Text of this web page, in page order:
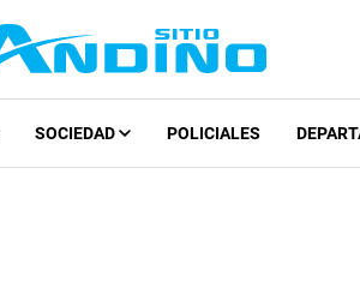
SOCIEDAD POLICIALES